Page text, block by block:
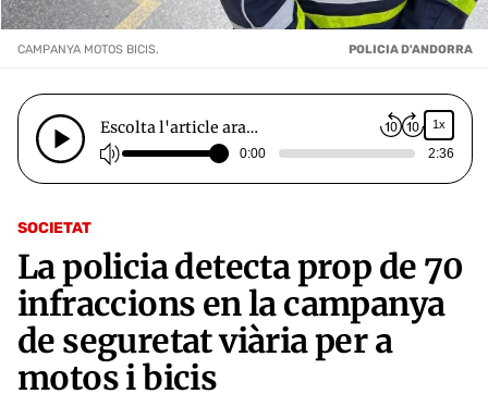
SOCIETAT
La policia detecta prop de 70
infraccions en la campanya
de seguretat viària per a
motos i bicis
CAMPANYA MOTOS BICIS. POLICIA D'ANDORRA
Escolta l'article ara… 1x
0:00 2:36